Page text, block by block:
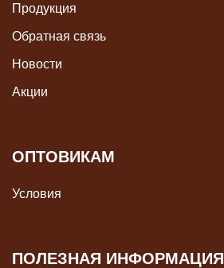
Продукция
Обратная связь
Новости
Акции
ОПТОВИКАМ
Условия
ПОЛЕЗНАЯ ИНФОРМАЦИЯ